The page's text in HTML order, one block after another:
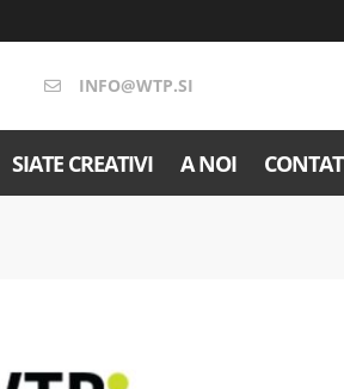
INFO@WTP.SI
SIATE CREATIVI A NOI